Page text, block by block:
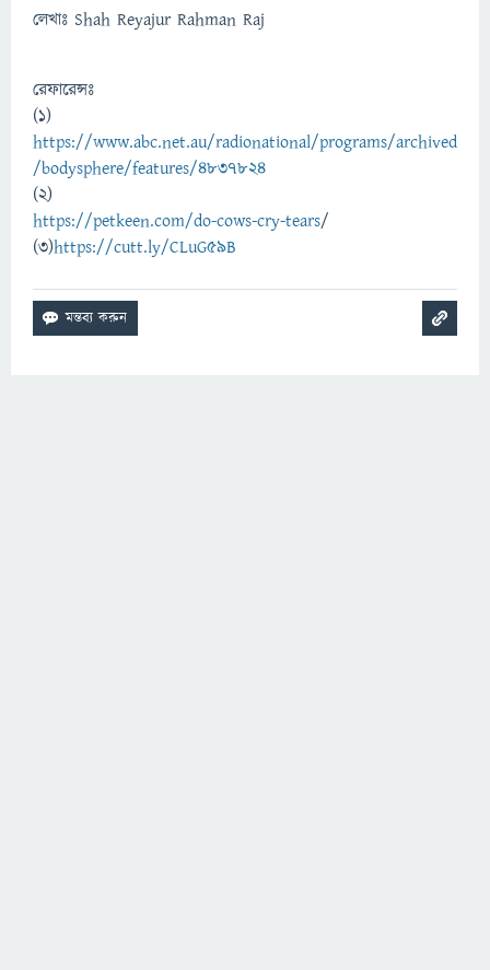
লেখাঃ Shah Reyajur Rahman Raj
রেফারেন্সঃ
(1)
https://www.abc.net.au/radionational/programs/archived
/bodysphere/features/4837824
(2)
https://petkeen.com/do-cows-cry-tears/
(3)https://cutt.ly/CLuG59B